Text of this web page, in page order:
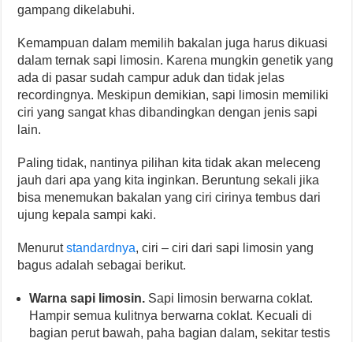
gampang dikelabuhi.
Kemampuan dalam memilih bakalan juga harus dikuasi
dalam ternak sapi limosin. Karena mungkin genetik yang
ada di pasar sudah campur aduk dan tidak jelas
recordingnya. Meskipun demikian, sapi limosin memiliki
ciri yang sangat khas dibandingkan dengan jenis sapi
lain.
Paling tidak, nantinya pilihan kita tidak akan meleceng
jauh dari apa yang kita inginkan. Beruntung sekali jika
bisa menemukan bakalan yang ciri cirinya tembus dari
ujung kepala sampi kaki.
Menurutstandardnya, ciri – ciri dari sapi limosin yang
bagus adalah sebagai berikut.
Warna sapi limosin. Sapi limosin berwarna coklat.
Hampir semua kulitnya berwarna coklat. Kecuali di
bagian perut bawah, paha bagian dalam, sekitar testis